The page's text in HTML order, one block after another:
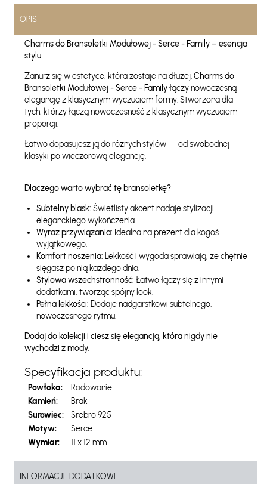
OPIS
Charms do Bransoletki Modułowej - Serce - Family – esencja
stylu
Zanurz się w estetyce, która zostaje na dłużej.Charms do
Bransoletki Modułowej - Serce - Familyłączy nowoczesną
elegancję z klasycznym wyczuciem formy. Stworzona dla
tych, którzy łączą nowoczesność z klasycznym wyczuciem
proporcji.
Łatwo dopasujesz ją do różnych stylów — od swobodnej
klasyki po wieczorową elegancję.
Dlaczego warto wybrać tę bransoletkę?
Subtelny blask: Świetlisty akcent nadaje stylizacji
eleganckiego wykończenia.
Wyraz przywiązania: Idealna na prezent dla kogoś
wyjątkowego.
Komfort noszenia: Lekkość i wygoda sprawiają, że chętnie
sięgasz po nią każdego dnia.
Stylowa wszechstronność: Łatwo łączy się z innymi
dodatkami, tworząc spójny look.
Pełna lekkości: Dodaje nadgarstkowi subtelnego,
nowoczesnego rytmu.
Dodaj do kolekcji i ciesz się elegancją, która nigdy nie
wychodzi z mody.
Specyfikacja produktu:
Powłoka:
Rodowanie
Kamień:
Brak
Surowiec:
Srebro 925
Motyw:
Serce
Wymiar:
11 x 12 mm
INFORMACJE DODATKOWE